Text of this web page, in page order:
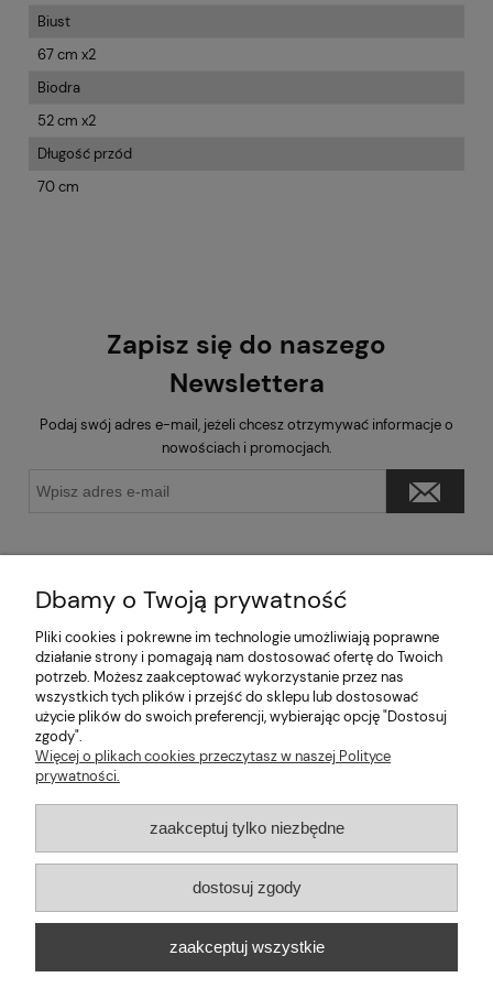
Biust
67 cm x2
Biodra
52 cm x2
Długość przód
70 cm
Zapisz się do naszego
Newslettera
Podaj swój adres e-mail, jeżeli chcesz otrzymywać informacje o
nowościach i promocjach.
Pomoc
Moje konto
Informacje
2026 © mabaje
Sklep internetowy Shoper Premium
Tel.:534736451| NIP: 6772370993 REGON:
122658200
Dbamy o Twoją prywatność
Pliki cookies i pokrewne im technologie umożliwiają poprawne
działanie strony i pomagają nam dostosować ofertę do Twoich
potrzeb. Możesz zaakceptować wykorzystanie przez nas
wszystkich tych plików i przejść do sklepu lub dostosować
użycie plików do swoich preferencji, wybierając opcję "Dostosuj
zgody".
Więcej o plikach cookies przeczytasz w naszej Polityce
prywatności.
zaakceptuj tylko niezbędne
dostosuj zgody
zaakceptuj wszystkie